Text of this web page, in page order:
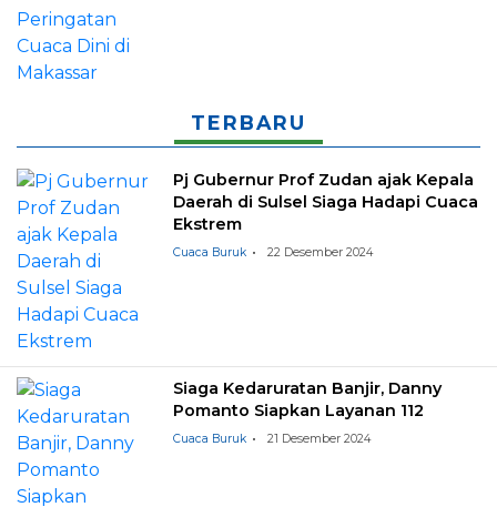
TERBARU
Pj Gubernur Prof Zudan ajak Kepala
Daerah di Sulsel Siaga Hadapi Cuaca
Ekstrem
Cuaca Buruk 22 Desember 2024
Siaga Kedaruratan Banjir, Danny
Pomanto Siapkan Layanan 112
Cuaca Buruk 21 Desember 2024